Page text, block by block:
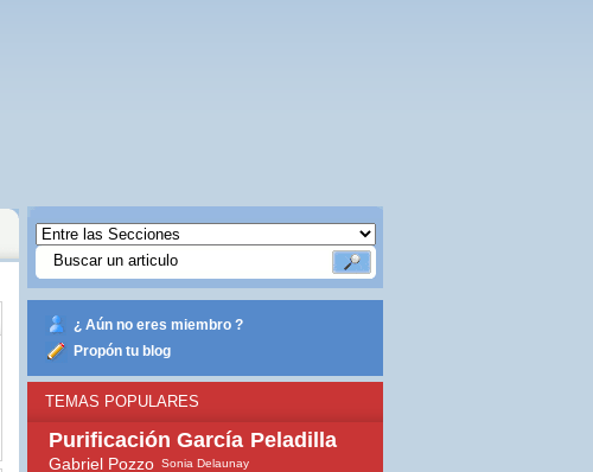
¿ Aún no eres miembro ?
Propón tu blog
TEMAS POPULARES
Purificación García Peladilla
Gabriel Pozzo Sonia Delaunay